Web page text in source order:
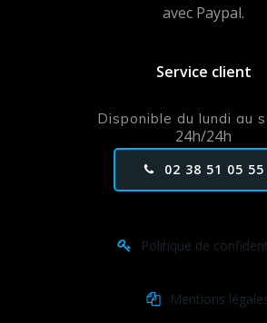
avec Paypal.
Service client
Disponible du lundi au
24h/24h
02 38 51 05 55
Politique de
Mentions